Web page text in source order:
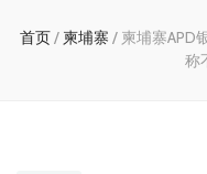
首页/ 柬埔寨 / 柬埔寨APD
称